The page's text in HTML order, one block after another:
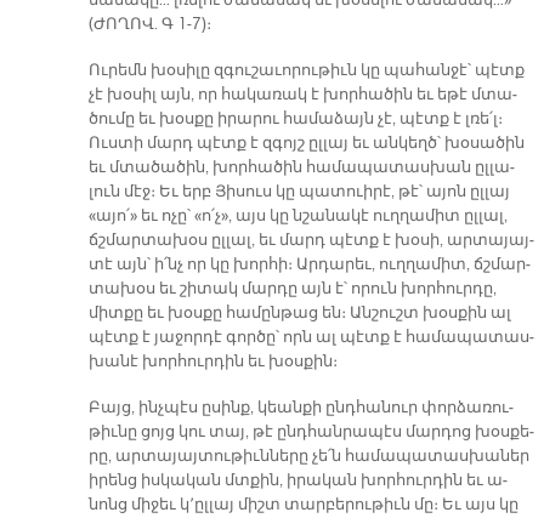
(ԺՈ­ՂՈՎ. Գ 1-7)։­
Ու­րեմն խօ­սի­լը զգու­շա­ւո­րու­թիւն կը պա­հան­ջէ՝ պէտք
չէ խօ­սիլ այն, որ հա­կա­ռակ է խոր­հա­ծին եւ ե­թէ մտա­
ծու­մը եւ խօս­քը ի­րա­րու հա­մա­ձայն չէ, պէտք է լռե՛լ։
Ուս­տի մարդ պէտք է զգոյշ ըլ­լայ եւ ան­կեղծ՝ խօ­սա­ծին
եւ մտա­ծա­ծին, խոր­հա­ծին հա­մա­պա­տաս­խան ըլ­լա­
լուն մէջ։ Եւ երբ Յի­սուս կը պա­տուի­րէ, թէ՝ ա­յոն ըլ­լայ
«ա­յո՛» եւ ո­չը՝ «ո՛չ», այս կը նշա­նա­կէ ուղ­ղա­միտ ըլ­լալ,
ճշմար­տա­խօս ըլ­լալ, եւ մարդ պէտք է խօ­սի, ար­տա­յայ­
տէ այն՝ ի՛նչ որ կը խոր­հի։ Ար­դա­րեւ, ուղ­ղա­միտ, ճշմար­
տա­խօս եւ շի­տակ մար­դը այն է՝ ո­րուն խոր­հուր­դը,
միտ­քը եւ խօս­քը հա­մըն­թաց են։ Ան­շուշտ խօս­քին ալ
պէտք է յա­ջոր­դէ գոր­ծը՝ որն ալ պէտք է հա­մա­պա­տաս­
խա­նէ խոր­հուր­դին եւ խօս­քին։
Բայց, ինչ­պէս ը­սինք, կեան­քի ընդ­հա­նուր փոր­ձա­ռու­
թիւ­նը ցոյց կու տայ, թէ ընդ­հան­րա­պէս մար­դոց խօս­քե­
րը, ար­տա­յայ­տու­թիւն­նե­րը չե՛ն հա­մա­պա­տաս­խա­ներ
ի­րենց իս­կա­կան մտքին, ի­րա­կան խոր­հուր­դին եւ ա­
նոնց մի­ջեւ կ՚ըլ­լայ միշտ տար­բե­րու­թիւն մը։ Եւ այս կը